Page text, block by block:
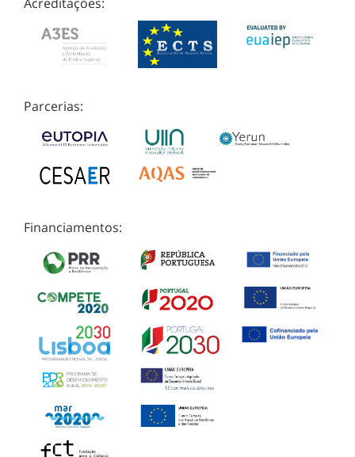
Parcerias:
Financiamentos: